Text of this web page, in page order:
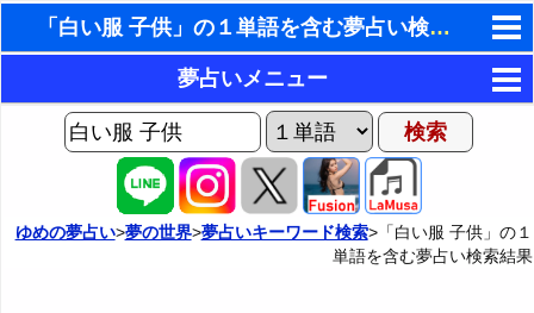
「白い服 子供」の１単語を含む夢占い検索結果
東洋・西洋占星術
ホラリー占星術
手相占いで未来診断
タロットカードで無料占い
命名の姓名判断
夢占いメニュー
AIゆめの夢占いチャット
ヨセフの夢占い
夢占い掲示板
ゆめの夢占い>夢の世界>夢占いキーワード検索>「白い服 子供」の１
単語を含む夢占い検索結果